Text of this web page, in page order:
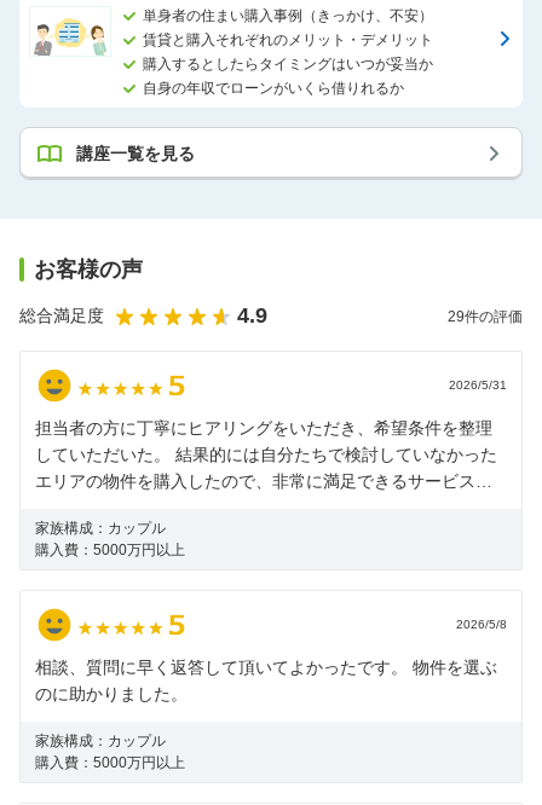
単身者の住まい購入事例（きっかけ、不安）
賃貸と購入それぞれのメリット・デメリット
購入するとしたらタイミングはいつが妥当か
自身の年収でローンがいくら借りれるか
講座一覧を見る
お客様の声
総合満足度 4.9 29件の評価
2026/5/31
担当者の方に丁寧にヒアリングをいただき、希望条件を整理
していただいた。 結果的には自分たちで検討していなかった
エリアの物件を購入したので、非常に満足できるサービスで
家族構成： カップル
購入費： 5000万円以上
2026/5/8
相談、質問に早く返答して頂いてよかったです。 物件を選ぶ
のに助かりました。
家族構成： カップル
購入費： 5000万円以上